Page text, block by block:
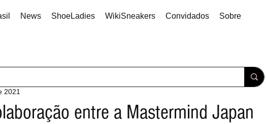
News ShoeLadies WikiSneakers Convidados Sobre
entre a Mastermind Japan
2021